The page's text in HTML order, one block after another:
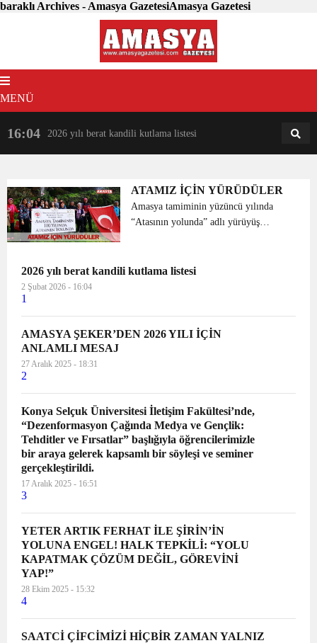
baraklı Archives - Amasya GazetesiAmasya Gazetesi
MENÜ
16:04 2026 yılı berat kandili kutlama listesi 18:31
ATAMIZ İÇİN YÜRÜDÜLER
Amasya tamiminin yüzüncü yılında
“Atasının yolunda” adlı yürüyüş
etkinliği Sabuncuoğlu Şerefeddin
2026 yılı berat kandili kutlama listesi
2 Şubat 2026 - 16:04
1
AMASYA ŞEKER’DEN 2026 YILI İÇİN
ANLAMLI MESAJ
27 Aralık 2025 - 18:31
2
Konya Selçuk Üniversitesi İletişim Fakültesi’nde,
“Dezenformasyon Çağında Medya ve Gençlik:
Tehditler ve Fırsatlar” başlığıyla öğrencilerimizle
bir araya gelerek kapsamlı bir söyleşi ve seminer
gerçekleştirildi.
17 Aralık 2025 - 16:51
3
YETER ARTIK FERHAT İLE ŞİRİN’İN
YOLUNA ENGEL! HALK TEPKİLİ: “YOLU
KAPATMAK ÇÖZÜM DEĞİL, GÖREVİNİ
YAP!”
28 Ekim 2025 - 15:32
4
SAATCİ ÇİFCİMİZİ HİÇBİR ZAMAN YALNIZ